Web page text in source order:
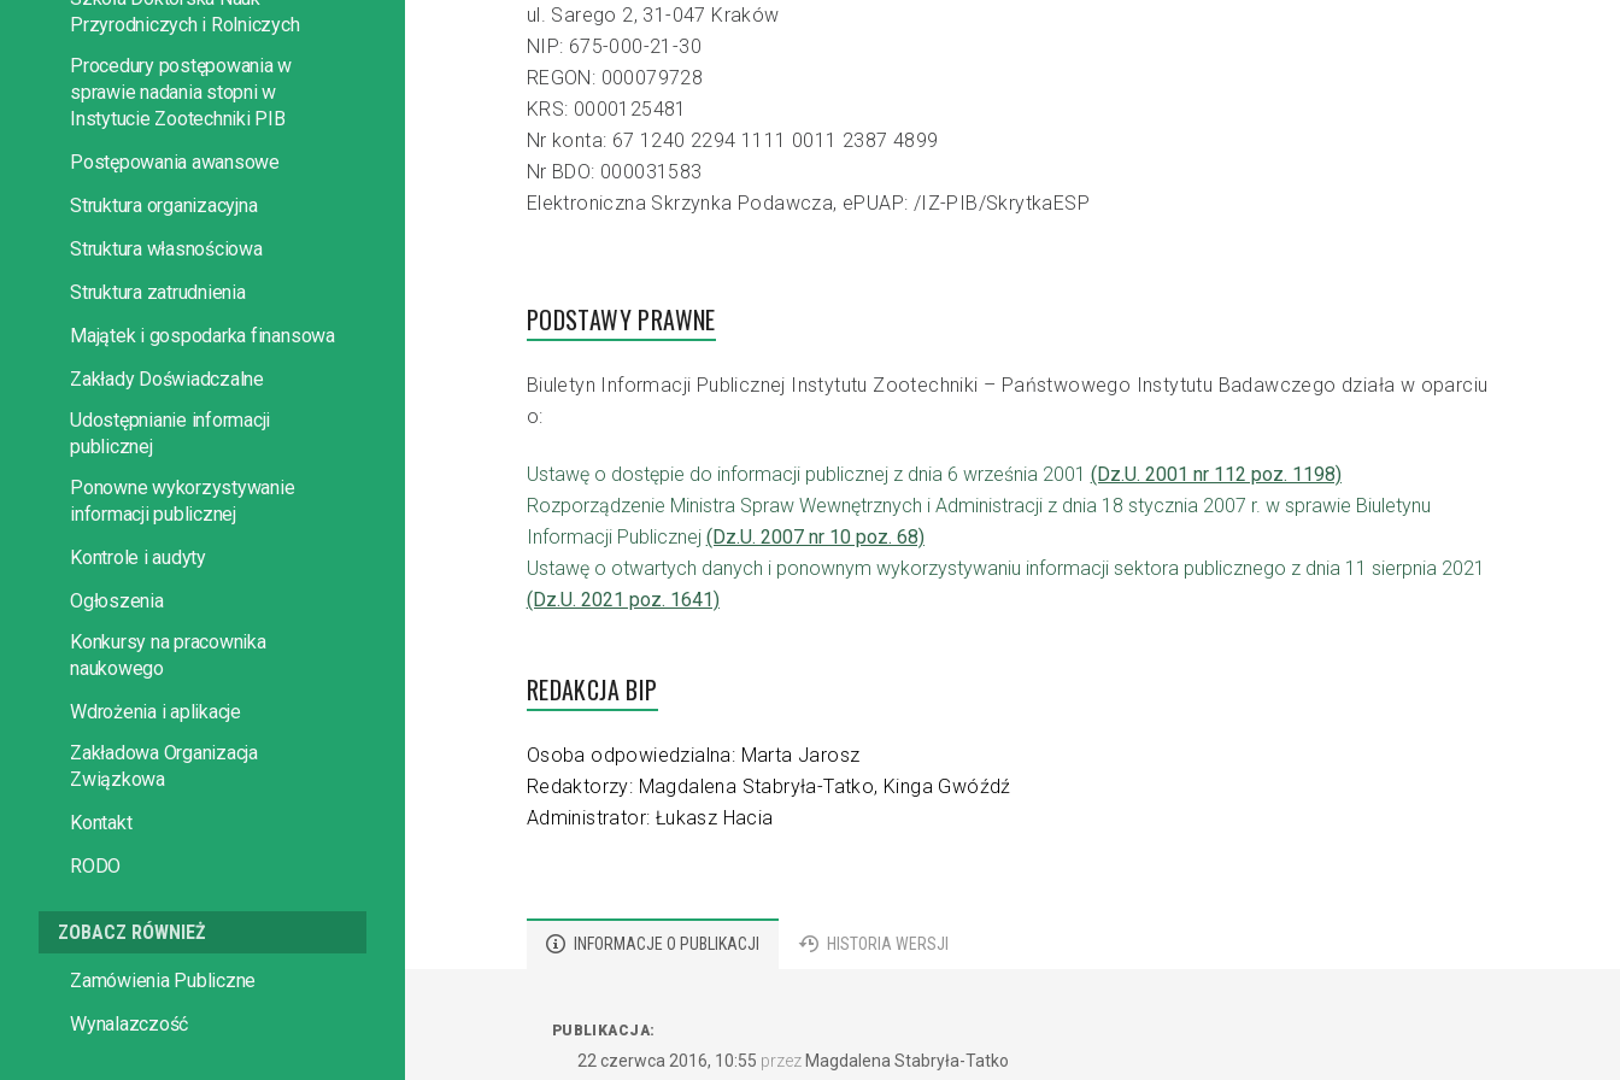
Przyrodniczych i Rolniczych
Procedury postępowania w
sprawie nadania stopni w
Instytucie Zootechniki PIB
Postępowania awansowe
Struktura organizacyjna
Struktura własnościowa
Struktura zatrudnienia
Majątek i gospodarka finansowa
Zakłady Doświadczalne
Udostępnianie informacji
publicznej
Ponowne wykorzystywanie
informacji publicznej
Kontrole i audyty
Ogłoszenia
Konkursy na pracownika
naukowego
Wdrożenia i aplikacje
Zakładowa Organizacja
Związkowa
Kontakt
RODO
ZOBACZ RÓWNIEŻ
Zamówienia Publiczne
Wynalazczość
ul. Sarego 2, 31-047 Kraków
NIP: 675-000-21-30
REGON: 000079728
KRS: 0000125481
Nr konta: 67 1240 2294 1111 0011 2387 4899
Nr BDO: 000031583
Elektroniczna Skrzynka Podawcza, ePUAP: /IZ-PIB/SkrytkaESP
PODSTAWY PRAWNE
Biuletyn Informacji Publicznej Instytutu Zootechniki – Państwowego Instytutu Badawczego działa w oparciu
o:
Ustawę o dostępie do informacji publicznej z dnia 6 września 2001 (Dz.U. 2001 nr 112 poz. 1198)
Rozporządzenie Ministra Spraw Wewnętrznych i Administracji z dnia 18 stycznia 2007 r. w sprawie Biuletynu
Informacji Publicznej (Dz.U. 2007 nr 10 poz. 68)
Ustawę o otwartych danych i ponownym wykorzystywaniu informacji sektora publicznego z dnia 11 sierpnia 2021
(Dz.U. 2021 poz. 1641)
REDAKCJA BIP
Osoba odpowiedzialna: Marta Jarosz
Redaktorzy: Magdalena Stabryła-Tatko, Kinga Gwóźdź
Administrator: Łukasz Hacia
INFORMACJE O PUBLIKACJI HISTORIA WERSJI
PUBLIKACJA:
22 czerwca 2016, 10:55 przez Magdalena Stabryła-Tatko